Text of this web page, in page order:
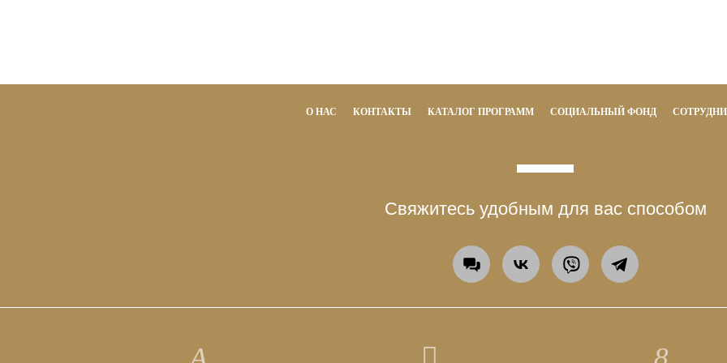
О НАС КОНТАКТЫ КАТАЛОГ ПРОГРАММ СОЦИАЛЬНЫЙ ФОНД
Свяжитесь удобным для вас способом